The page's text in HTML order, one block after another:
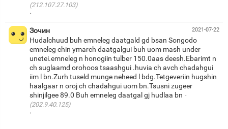
(212.107.27.103)
·
2021-07-22
Зочин
Hudalchuud buh emneleg daatgald gd bsan Songodo
emneleg chin ymarch daatgalgui buh uom mash under
unetei.emneleg n honogiin tulber 150.0aas deesh.Ebarimt n
ch suglaamd orohoos tsaashgui .huvia ch avch chadahgui
iim l bn.Zurh tuseld munge neheed l bdg.Tetgeveriin hugshin
haalgaar n oroj ch chadahgui uom bn.Tsusni zugeer
shinjilgee 89.0 Buh emneleg daatgal gj hudlaa bn
(202.9.40.125)
·